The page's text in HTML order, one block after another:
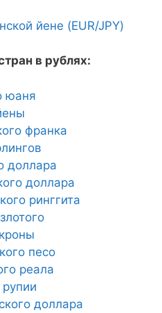
йене (EUR/JPY)
в рублях:
юаня
франка
доллара
доллара
ринггита
песо
реала
доллара